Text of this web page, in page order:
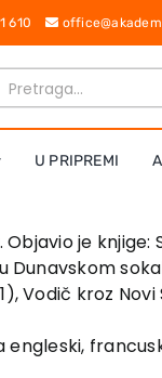
610
U PRIPREMI
Objavio je
Dunavskom
Vodič kroz